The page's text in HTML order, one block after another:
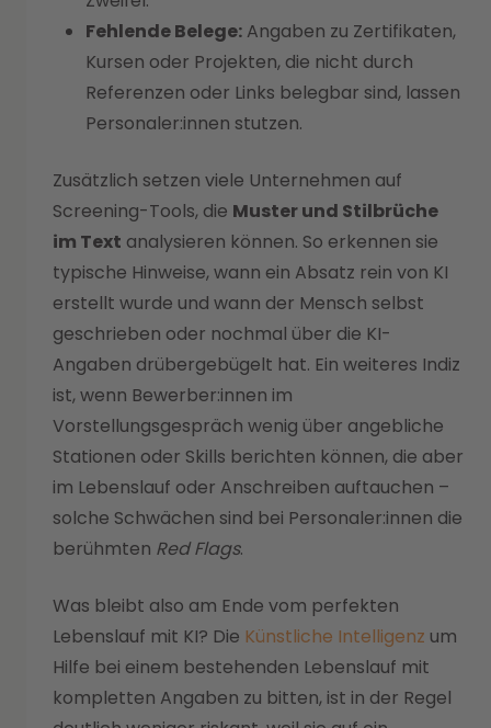
Fehlende Belege: Angaben zu Zertifikaten,
Kursen oder Projekten, die nicht durch
Referenzen oder Links belegbar sind, lassen
Personaler:innen stutzen.
Zusätzlich setzen viele Unternehmen auf
Screening-Tools, die Muster und Stilbrüche
im Text analysieren können. So erkennen sie
typische Hinweise, wann ein Absatz rein von KI
erstellt wurde und wann der Mensch selbst
geschrieben oder nochmal über die KI-
Angaben drübergebügelt hat. Ein weiteres Indiz
ist, wenn Bewerber:innen im
Vorstellungsgespräch wenig über angebliche
Stationen oder Skills berichten können, die aber
im Lebenslauf oder Anschreiben auftauchen –
solche Schwächen sind bei Personaler:innen die
berühmten Red Flags.
Was bleibt also am Ende vom perfekten
Lebenslauf mit KI? Die Künstliche Intelligenz um
Hilfe bei einem bestehenden Lebenslauf mit
kompletten Angaben zu bitten, ist in der Regel